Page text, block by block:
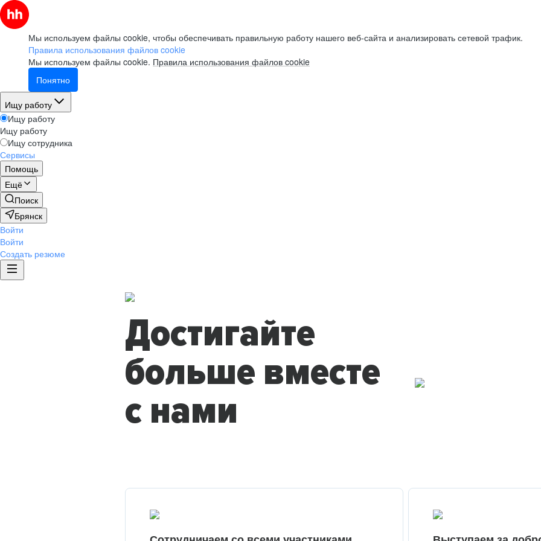
Мы используем файлы cookie, чтобы обеспечивать правильную работу нашего веб-сайта и анализировать сетевой трафик.
Правила использования файлов cookie
Мы используем файлы cookie. Правила использования файлов cookie
Понятно
Ищу работу
Ищу работу
Ищу работу
Ищу сотрудника
Сервисы
Помощь
Ещё
Поиск
Брянск
Войти
Войти
Создать резюме
Достигайте
больше вместе
с нами